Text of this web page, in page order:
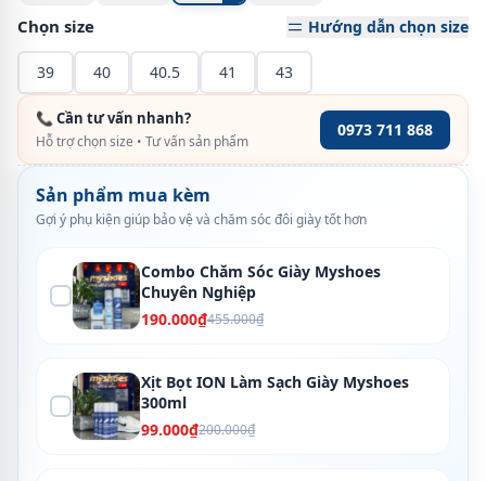
Chọn size Hướng dẫn chọn size
39 40 40.5 41 43
📞 Cần tư vấn nhanh?
Hỗ trợ chọn size • Tư vấn sản phẩm
0973 711 868
Sản phẩm mua kèm
Gợi ý phụ kiện giúp bảo vệ và chăm sóc đôi giày tốt hơn
Combo Chăm Sóc Giày Myshoes
Chuyên Nghiệp
190.000₫455.000₫
Xịt Bọt ION Làm Sạch Giày Myshoes
300ml
99.000₫200.000₫